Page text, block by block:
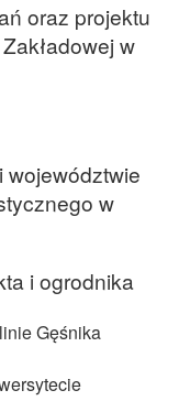
oraz projektu
w
województwie
w
i ogrodnika
Gęśnika